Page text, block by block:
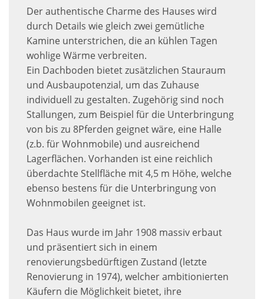
Der authentische Charme des Hauses wird
durch Details wie gleich zwei gemütliche
Kamine unterstrichen, die an kühlen Tagen
wohlige Wärme verbreiten.
Ein Dachboden bietet zusätzlichen Stauraum
und Ausbaupotenzial, um das Zuhause
individuell zu gestalten. Zugehörig sind noch
Stallungen, zum Beispiel für die Unterbringung
von bis zu 8Pferden geignet wäre, eine Halle
(z.b. für Wohnmobile) und ausreichend
Lagerflächen. Vorhanden ist eine reichlich
überdachte Stellfläche mit 4,5 m Höhe, welche
ebenso bestens für die Unterbringung von
Wohnmobilen geeignet ist.
Das Haus wurde im Jahr 1908 massiv erbaut
und präsentiert sich in einem
renovierungsbedürftigen Zustand (letzte
Renovierung in 1974), welcher ambitionierten
Käufern die Möglichkeit bietet, ihre